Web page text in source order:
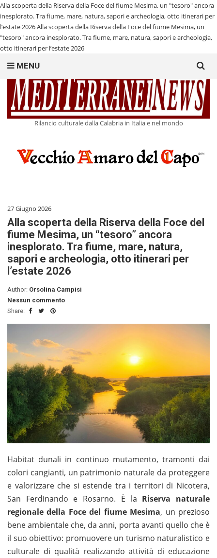
Alla scoperta della Riserva della Foce del fiume Mesima, un "tesoro" ancora
inesplorato. Tra fiume, mare, natura, sapori e archeologia, otto itinerari per
l’estate 2026Alla scoperta della Riserva della Foce del fiume Mesima, un
"tesoro" ancora inesplorato. Tra fiume, mare, natura, sapori e archeologia,
otto itinerari per l’estate 2026
Rilancio culturale dalla Calabria in Italia e nel mondo
MENU
for:
27 Giugno 2026
Alla scoperta della Riserva della Foce del
fiume Mesima, un “tesoro” ancora
inesplorato. Tra fiume, mare, natura,
sapori e archeologia, otto itinerari per
l’estate 2026
Author: Orsolina Campisi
Nessun commento
Share:
Habitat dunali in continuo mutamento, tramonti dai
colori cangianti, un patrimonio naturale da proteggere
e valorizzare che si estende tra i territori di Nicotera,
San Ferdinando e Rosarno. È la Riserva naturale
regionale della Foce del fiume Mesima, un prezioso
bene ambientale che, da anni, porta avanti quello che è
il suo obiettivo: promuovere un turismo naturalistico e
culturale di qualità realizzando attività di educazione